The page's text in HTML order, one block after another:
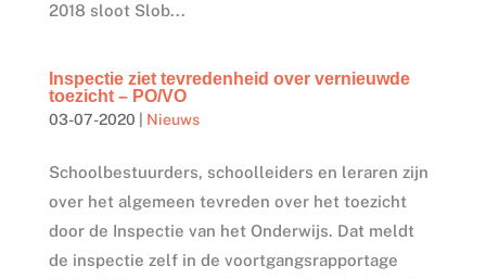
2018 sloot Slob...
Inspectie ziet tevredenheid over vernieuwde
toezicht – PO/VO
03-07-2020 Nieuws
Schoolbestuurders, schoolleiders en leraren zijn
over het algemeen tevreden over het toezicht
door de Inspectie van het Onderwijs. Dat meldt
de inspectie zelf in de voortgangsrapportage